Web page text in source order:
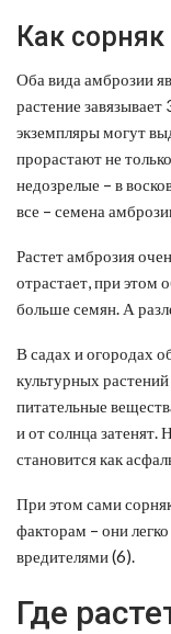
Как сорняк
Оба вида амброзии
растение
экземпляры могут
прорастают не
недозрелые – в
все – семена
Растет амброзия
отрастает, при этом
больше семян. А
В садах и огородах
культурных
питательные
и от солнца затенят.
становится как
При этом сами
факторам – они
вредителями (6).
Где